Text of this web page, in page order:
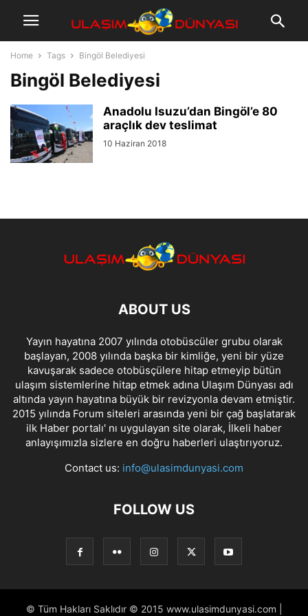
Home Tags Bingöl Belediyesi
Bingöl Belediyesi
Anadolu Isuzu’dan Bingöl’e 80
araçlık dev teslimat
10 Haziran 2018
ABOUT US
Yayın hayatına 2007 yılında otobüscüler grubu olarak
başlayan, 2008 yılında başka bir kimliğe, yeni bir yüze
kavuşarak sadece otobüsçülere hitap etmeyip bütün
ulaşım sistemlerine hitap etmek adına Ulaşım Dünyası adı
altında yayın hayatına büyük bir revizyonla devam etmiştir.
2015 yılında Forum siteleri arasında yeni bir çağ başlatarak
ilk Haber portalı' nı uygulayan site olarak, İlkeli haber
anlayışımızla sizlere en doğru haberleri ulaştırıyoruz.
Contact us: info@ulasimdunyasi.com
FOLLOW US
© Tüm Hakları Saklıdır © 2015 www.ulasimdunyasi.com |